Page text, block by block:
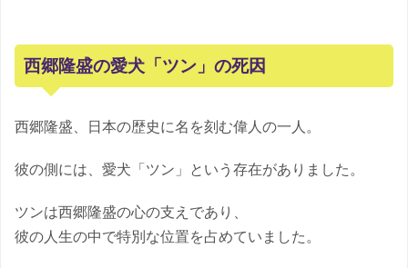
西郷隆盛の愛犬「ツン」の死因
西郷隆盛、日本の歴史に名を刻む偉人の一人。
彼の側には、愛犬「ツン」という存在がありました。
ツンは西郷隆盛の心の支えであり、
彼の人生の中で特別な位置を占めていました。